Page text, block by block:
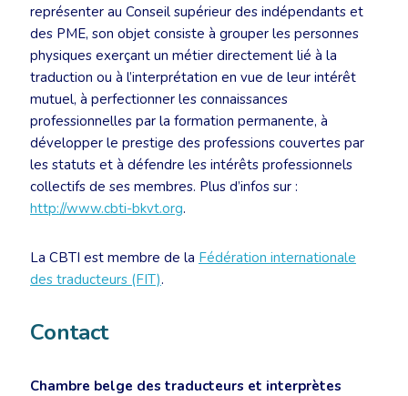
représenter au Conseil supérieur des indépendants et
des PME, son objet consiste à grouper les personnes
physiques exerçant un métier directement lié à la
traduction ou à l’interprétation en vue de leur intérêt
mutuel, à perfectionner les connaissances
professionnelles par la formation permanente, à
développer le prestige des professions couvertes par
les statuts et à défendre les intérêts professionnels
collectifs de ses membres. Plus d’infos sur :
http://www.cbti-bkvt.org.
La CBTI est membre de la Fédération internationale
des traducteurs (FIT).
Contact
Chambre belge des traducteurs et interprètes